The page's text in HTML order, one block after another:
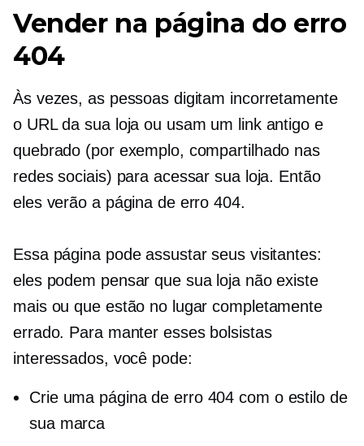
Vender na página do erro
404
Às vezes, as pessoas digitam incorretamente
o URL da sua loja ou usam um link antigo e
quebrado (por exemplo, compartilhado nas
redes sociais) para acessar sua loja. Então
eles verão a página de erro 404.
Essa página pode assustar seus visitantes:
eles podem pensar que sua loja não existe
mais ou que estão no lugar completamente
errado. Para manter esses bolsistas
interessados, você pode:
Crie uma página de erro 404 com o estilo de
sua marca